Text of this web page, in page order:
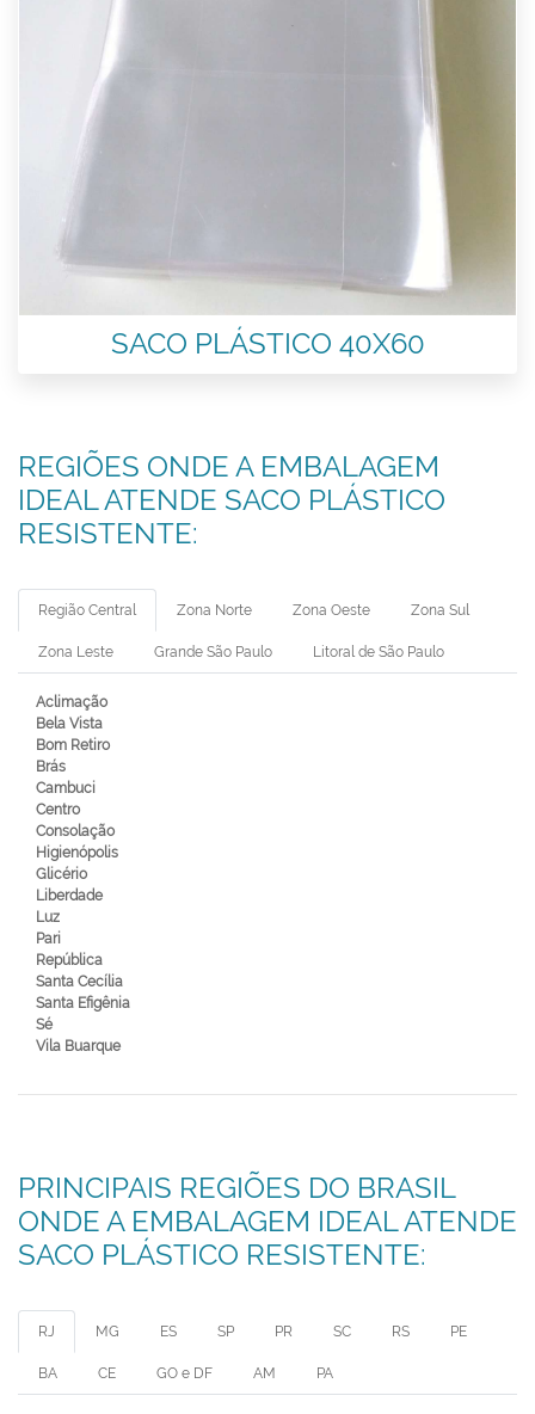
SACO PLÁSTICO 40X60
REGIÕES ONDE A EMBALAGEM
IDEAL ATENDE SACO PLÁSTICO
RESISTENTE:
Região Central Zona Norte Zona Oeste Zona Sul
Zona Leste Grande São Paulo Litoral de São Paulo
Aclimação
Bela Vista
Bom Retiro
Brás
Cambuci
Centro
Consolação
Higienópolis
Glicério
Liberdade
Luz
Pari
República
Santa Cecília
Santa Efigênia
Sé
Vila Buarque
PRINCIPAIS REGIÕES DO BRASIL
ONDE A EMBALAGEM IDEAL ATENDE
SACO PLÁSTICO RESISTENTE:
RJ MG ES SP PR SC RS PE
BA CE GO e DF AM PA